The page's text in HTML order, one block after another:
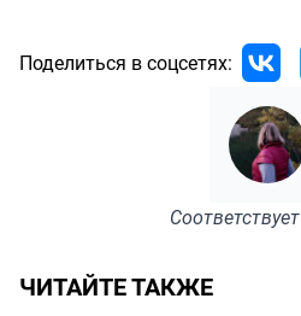
Поделиться в соцсетях:
Соответствует
ЧИТАЙТЕ ТАКЖЕ